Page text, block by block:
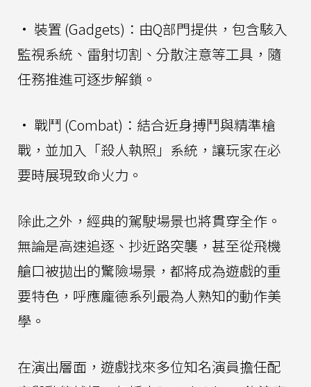
• 裝置 (Gadgets)：由Q部門提供，包含駭入
監視系統、雷射切割、分散注意等工具，隨
任務推進可逐步解鎖。
• 戰鬥 (Combat)：結合近身搏鬥與精準槍
戰，並加入「殺人執照」系統，讓玩家在必
要時展現致命火力。
除此之外，經典的駕駛場景也將貫穿全作。
無論是高速追逐、抄近路突襲，甚至從飛機
艙口被拋出的驚險場景，都將成為遊戲的重
要特色，呼應龐德系列最為人熟知的動作美
學。
在演出層面，遊戲找來多位知名演員擔任配